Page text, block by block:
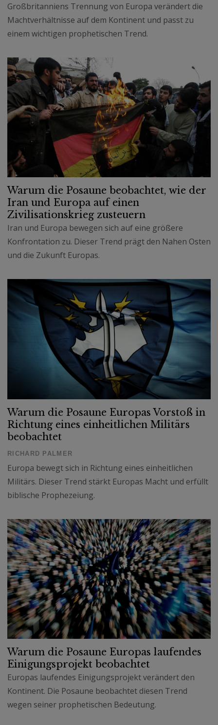
Großbritanniens Trennung von Europa verändert die
Machtverhältnisse auf dem Kontinent und passt zu
einem wichtigen prophetischen Trend.
Warum die Posaune beobachtet, wie der
Iran und Europa auf einen
Zivilisationskrieg zusteuern
Iran und Europa bewegen sich auf eine größere
Konfrontation zu. Dieser Trend prägt den Nahen Osten
und die Zukunft Europas.
Warum die Posaune Europas Vorstoß in
Richtung eines einheitlichen Militärs
beobachtet
RICHARD PALMER
Europa bewegt sich in Richtung eines einheitlichen
Militärs. Dieser Trend stärkt Europas Macht und erfüllt
biblische Prophezeiung.
Warum die Posaune Europas laufendes
Einigungsprojekt beobachtet
Europas laufendes Einigungsprojekt verändert den
Kontinent. Die Posaune beobachtet diesen Trend
wegen seiner prophetischen Bedeutung.